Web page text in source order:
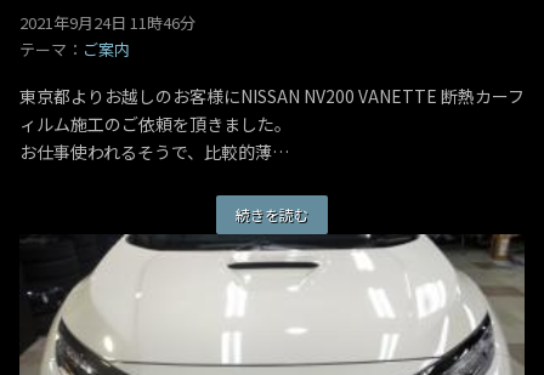
2021年9月24日 11時46分
テーマ： ご案内
東京都よりお越しのお客様にNISSAN NV200 VANETTE 断熱カーフ
ィルム施工のご依頼を頂きました。
お仕事使われるそうで、比較的薄…
続きを読む